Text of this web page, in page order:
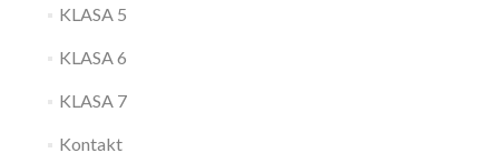
KLASA 5
KLASA 6
KLASA 7
Kontakt